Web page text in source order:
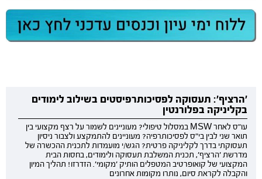
'הרציף': תעסוקה לפסיכותרפיסטים בשילוב לימודים
בקליניקה בפלורנטין
עו"ס לאחר MSW במסלול טיפולי? מעוניינים לשמור על רצף מקצועי בין
תואר שני לבין בי"ס לפסיכותרפיה? מעוניינים להתמקצע ולצבור ניסיון
תעסוקתי בדרך לקליניקה פרטית? הגש/י מועמדות לתכנית ההכשרה של
מדרשת 'הרציף', תכנית המשלבת תעסוקה ולימודים, בחסות הבית
המקצועי של קואופרטיב המטפלים הותיק 'מקומי'. הזדרזו! תהליך המיון
והקבלה לקראת סיום, נותרו מקומות אחרונים